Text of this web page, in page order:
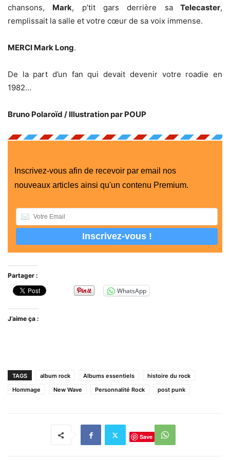
chansons, Mark, p’tit gars derrière saTelecaster,
remplissait la salle et votre cœur de sa voix immense.
MERCI Mark Long.
De la part d’un fan qui devait devenir votre roadie en
1982…
Bruno Polaroïd / Illustration par POUP
Inscrivez-vous afin de recevoir par email nos
nouveaux articles ainsi qu'un contenu Premium.
Partager :
WhatsApp
J’aime ça :
TAGS album rock Albums essentiels
histoire du rock
Hommage
New Wave Personnalité Rock post punk
Save